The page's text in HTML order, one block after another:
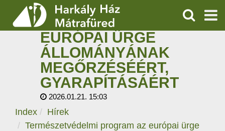
SZOLGÁLTATÁSOK
PROGRAMOK
KERESÉS
TERMÉSZETVÉDELMI
PROGRAM AZ
EURÓPAI ÜRGE
ÁLLOMÁNYÁNAK
MEGŐRZÉSÉÉRT,
GYARAPÍTÁSÁÉRT
2026.01.21. 15:03
Index
Hírek
Természetvédelmi program az európai ürge